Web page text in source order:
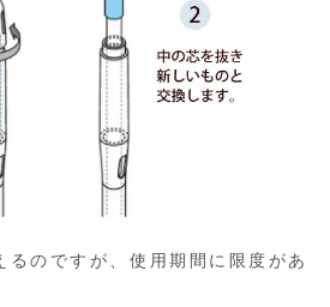
るのですが、使用期間に限度があ